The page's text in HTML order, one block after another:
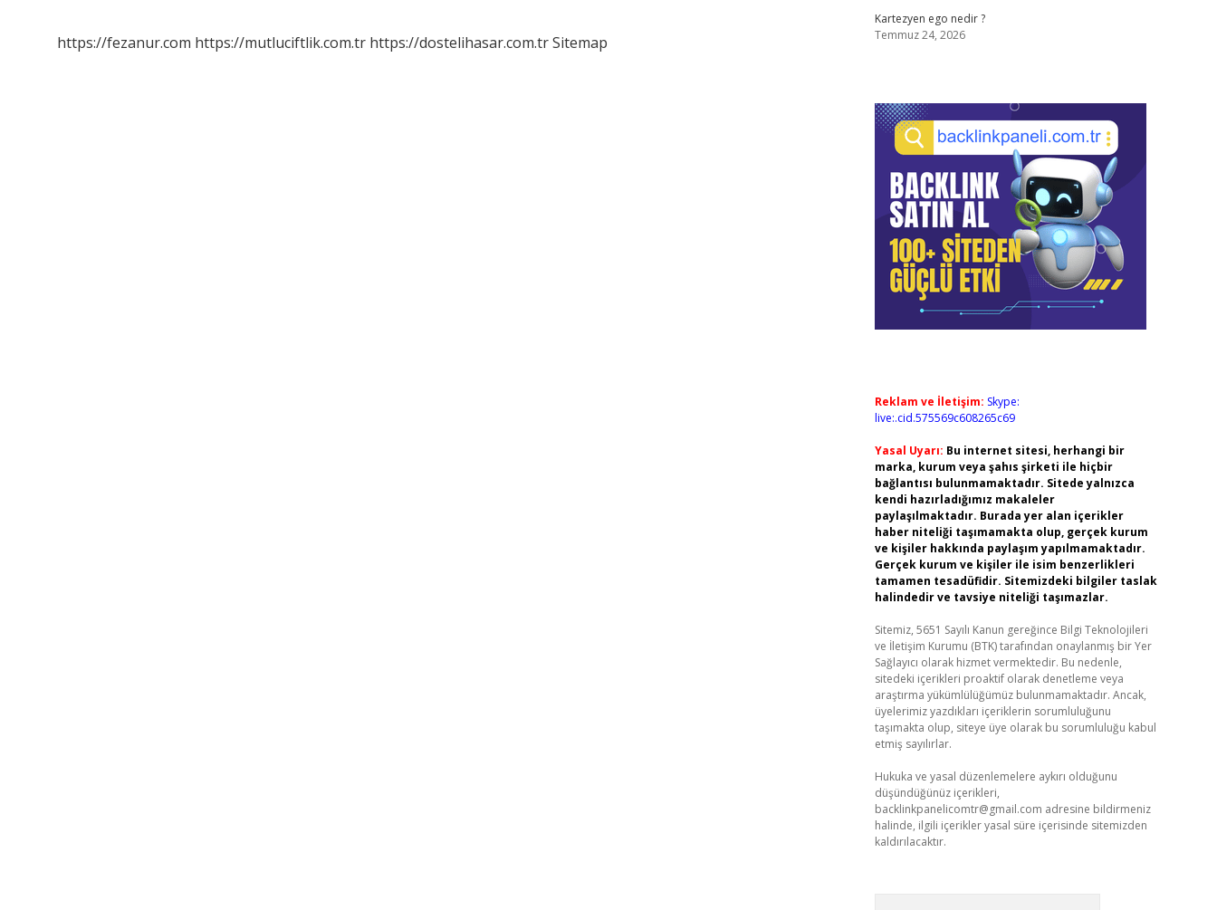
https://fezanur.com https://mutluciftlik.com.tr https://dostelihasar.com.trSitemap
Kartezyen ego nedir ?
Temmuz 24, 2026
Reklam ve İletişim: Skype:
live:.cid.575569c608265c69
Yasal Uyarı: Bu internet sitesi, herhangi bir
marka, kurum veya şahıs şirketi ile hiçbir
bağlantısı bulunmamaktadır. Sitede yalnızca
kendi hazırladığımız makaleler
paylaşılmaktadır. Burada yer alan içerikler
haber niteliği taşımamakta olup, gerçek kurum
ve kişiler hakkında paylaşım yapılmamaktadır.
Gerçek kurum ve kişiler ile isim benzerlikleri
tamamen tesadüfidir. Sitemizdeki bilgiler taslak
halindedir ve tavsiye niteliği taşımazlar.
Sitemiz, 5651 Sayılı Kanun gereğince Bilgi Teknolojileri
ve İletişim Kurumu (BTK) tarafından onaylanmış bir Yer
Sağlayıcı olarak hizmet vermektedir. Bu nedenle,
sitedeki içerikleri proaktif olarak denetleme veya
araştırma yükümlülüğümüz bulunmamaktadır. Ancak,
üyelerimiz yazdıkları içeriklerin sorumluluğunu
taşımakta olup, siteye üye olarak bu sorumluluğu kabul
etmiş sayılırlar.
Hukuka ve yasal düzenlemelere aykırı olduğunu
düşündüğünüz içerikleri,
backlinkpanelicomtr@gmail.com adresine bildirmeniz
halinde, ilgili içerikler yasal süre içerisinde sitemizden
kaldırılacaktır.